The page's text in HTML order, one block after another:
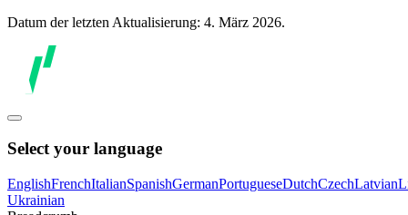
Datum der letzten Aktualisierung: 4. März 2026.
Select your language
EnglishFrenchItalianSpanishGermanPortugueseDutchCzechLatvian
Ukrainian